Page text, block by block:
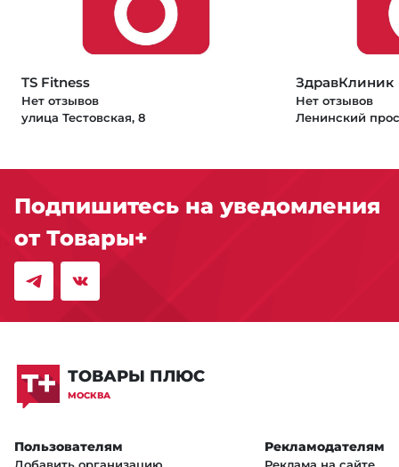
TS Fitness
Нет отзывов
улица Тестовская, 8
ЗдравКлиник
Нет отзывов
Ленинский
Подпишитесь на уведомления
от Товары+
ТОВАРЫ ПЛЮС
МОСКВА
Пользователям Рекламодателям